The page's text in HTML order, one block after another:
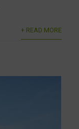
+ READ MORE